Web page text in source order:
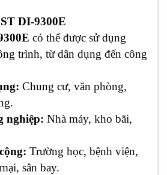
DI-9300E
có thể được sử dụng
trình, từ dân dụng đến công
Chung cư, văn phòng,
nghiệp: Nhà máy, kho bãi,
Trường học, bệnh viện,
sân bay.